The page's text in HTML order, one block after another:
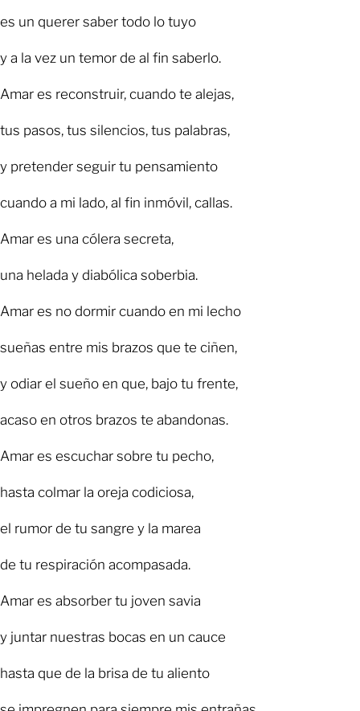
es un querer saber todo lo tuyo
y a la vez un temor de al fin saberlo.
Amar es reconstruir, cuando te alejas,
tus pasos, tus silencios, tus palabras,
y pretender seguir tu pensamiento
cuando a mi lado, al fin inmóvil, callas.
Amar es una cólera secreta,
una helada y diabólica soberbia.
Amar es no dormir cuando en mi lecho
sueñas entre mis brazos que te ciñen,
y odiar el sueño en que, bajo tu frente,
acaso en otros brazos te abandonas.
Amar es escuchar sobre tu pecho,
hasta colmar la oreja codiciosa,
el rumor de tu sangre y la marea
de tu respiración acompasada.
Amar es absorber tu joven savia
y juntar nuestras bocas en un cauce
hasta que de la brisa de tu aliento